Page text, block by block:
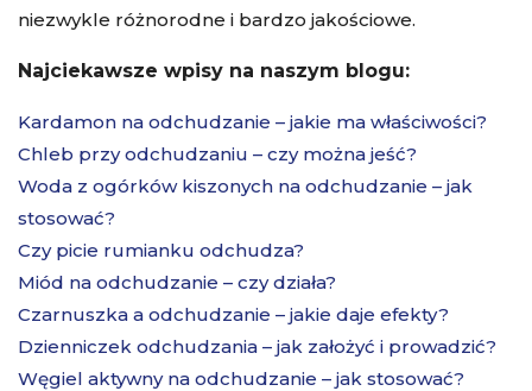
niezwykle różnorodne i bardzo jakościowe.
Najciekawsze wpisy na naszym blogu:
Kardamon na odchudzanie – jakie ma właściwości?
Chleb przy odchudzaniu – czy można jeść?
Woda z ogórków kiszonych na odchudzanie – jak
stosować?
Czy picie rumianku odchudza?
Miód na odchudzanie – czy działa?
Czarnuszka a odchudzanie – jakie daje efekty?
Dzienniczek odchudzania – jak założyć i prowadzić?
Węgiel aktywny na odchudzanie – jak stosować?